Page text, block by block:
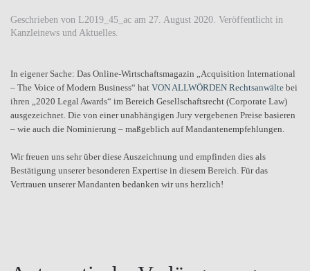
Geschrieben von L2019_45_ac am 27. August 2020. Veröffentlicht in
Kanzleinews und Aktuelles.
In eigener Sache: Das Online-Wirtschaftsmagazin „Acquisition International
– The Voice of Modern Business“ hat VON ALLWÖRDEN Rechtsanwälte bei
ihren „2020 Legal Awards“ im Bereich Gesellschaftsrecht (Corporate Law)
ausgezeichnet. Die von einer unabhängigen Jury vergebenen Preise basieren
– wie auch die Nominierung – maßgeblich auf Mandantenempfehlungen.
Wir freuen uns sehr über diese Auszeichnung und empfinden dies als
Bestätigung unserer besonderen Expertise in diesem Bereich. Für das
Vertrauen unserer Mandanten bedanken wir uns herzlich!